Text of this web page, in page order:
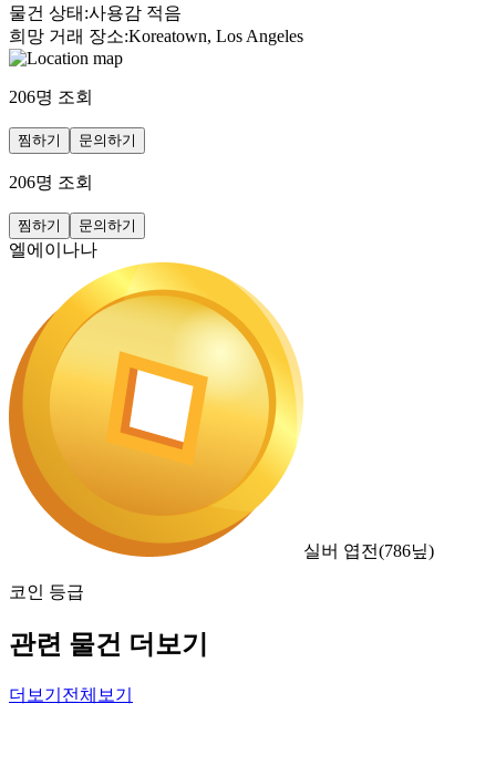
물건 상태 :사용감 적음
희망 거래 장소:Koreatown, Los Angeles
206명 조회
찜하기 문의하기
206명 조회
찜하기 문의하기
엘에이나나
실버 엽전(786닢)
코인 등급
관련 물건 더보기
더보기 전체보기